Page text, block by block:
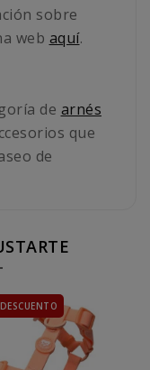
sobre
web aquí.
de arnés
que
de